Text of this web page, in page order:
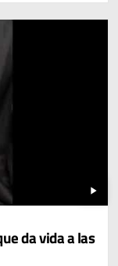
play_arrow
da vida a las